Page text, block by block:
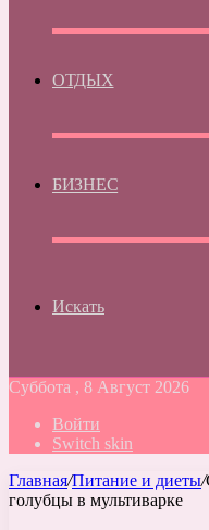
ОТДЫХ
БИЗНЕС
Искать
Суббота , 8 Август 2026
Войти
Switch skin
Главная/Питание и диеты/
голубцы в мультиварке